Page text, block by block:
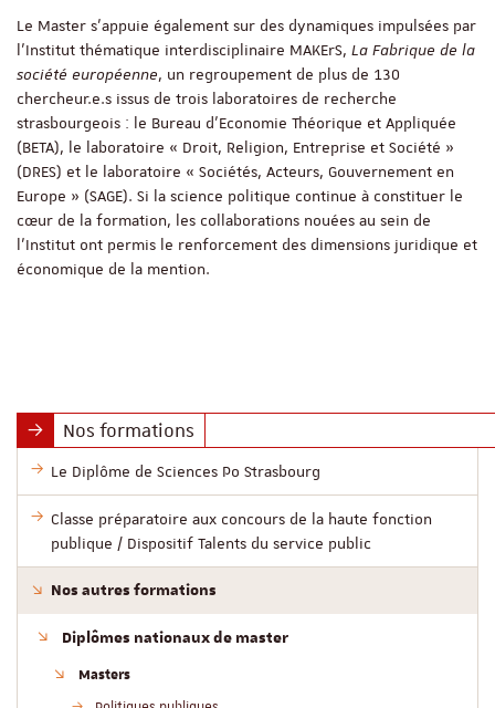
Le Master s’appuie également sur des dynamiques impulsées par
l’Institut thématique interdisciplinaire MAKErS, La Fabrique de la
société européenne, un regroupement de plus de 130
chercheur.e.s issus de trois laboratoires de recherche
strasbourgeois : le Bureau d’Economie Théorique et Appliquée
(BETA), le laboratoire « Droit, Religion, Entreprise et Société »
(DRES) et le laboratoire « Sociétés, Acteurs, Gouvernement en
Europe » (SAGE). Si la science politique continue à constituer le
cœur de la formation, les collaborations nouées au sein de
l’Institut ont permis le renforcement des dimensions juridique et
économique de la mention.
Nos formations
Le Diplôme de Sciences Po Strasbourg
Classe préparatoire aux concours de la haute fonction
publique / Dispositif Talents du service public
Nos autres formations
Diplômes nationaux de master
Masters